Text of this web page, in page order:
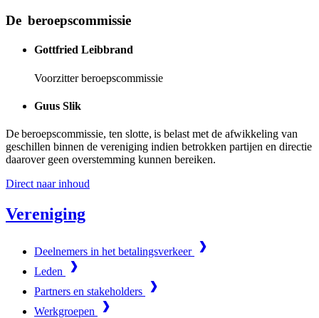
De beroepscommissie
Gottfried Leibbrand
Voorzitter beroepscommissie
Guus Slik
De beroepscommissie, ten slotte, is belast met de afwikkeling van
geschillen binnen de vereniging indien betrokken partijen en directie
daarover geen overstemming kunnen bereiken.
Direct naar inhoud
Vereniging
Deelnemers in het betalingsverkeer
Leden
Partners en stakeholders
Werkgroepen